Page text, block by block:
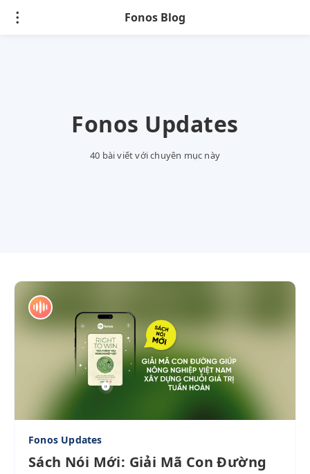
Fonos Blog
Fonos Updates
40 bài viết với chuyên mục này
Fonos Updates
Sách Nói Mới: Giải Mã Con Đường